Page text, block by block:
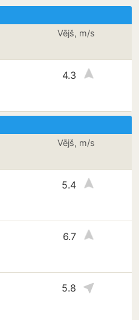
Vējš, m/s
4.3
Vējš, m/s
5.4
6.7
5.8